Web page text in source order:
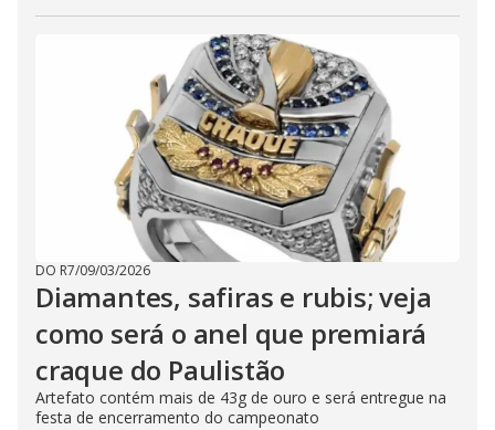
DO R7/09/03/2026
Diamantes, safiras e rubis; veja
como será o anel que premiará
craque do Paulistão
Artefato contém mais de 43g de ouro e será entregue na
festa de encerramento do campeonato